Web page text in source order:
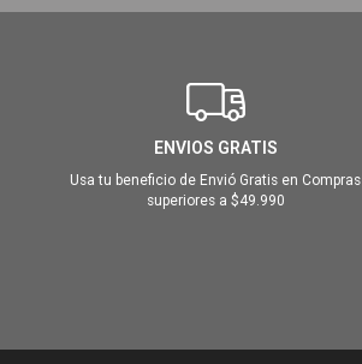
ENVIOS GRATIS
Usa tu beneficio de Envió Gratis en Compras
superiores a $49.990